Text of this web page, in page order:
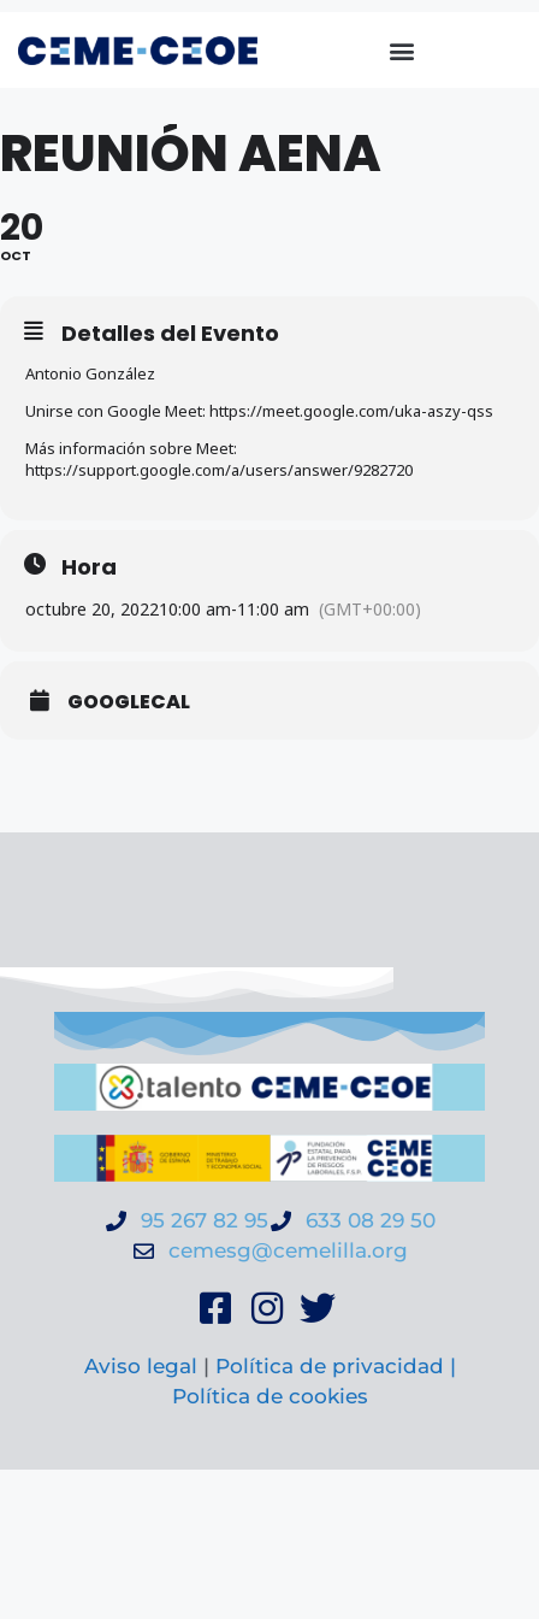
REUNIÓN AENA
20
OCT
Detalles del Evento
Antonio González
Unirse con Google Meet: https://meet.google.com/uka-aszy-qss
Más información sobre Meet:
https://support.google.com/a/users/answer/9282720
Hora
octubre 20, 202210:00 am-11:00 am (GMT+00:00)
GOOGLECAL
95 267 82 95
633 08 29 50
cemesg@cemelilla.org
Aviso legal | Política de privacidad |
Política de cookies